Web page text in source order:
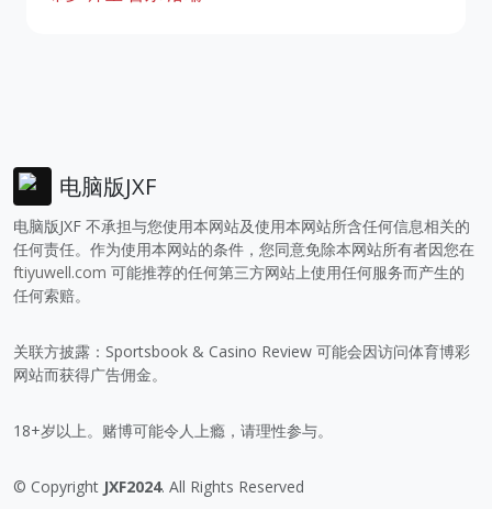
电脑版JXF
电脑版JXF 不承担与您使用本网站及使用本网站所含任何信息相关的
任何责任。作为使用本网站的条件，您同意免除本网站所有者因您在
ftiyuwell.com 可能推荐的任何第三方网站上使用任何服务而产生的
任何索赔。
关联方披露：Sportsbook & Casino Review 可能会因访问体育博彩
网站而获得广告佣金。
18+岁以上。赌博可能令人上瘾，请理性参与。
© Copyright JXF2024. All Rights Reserved